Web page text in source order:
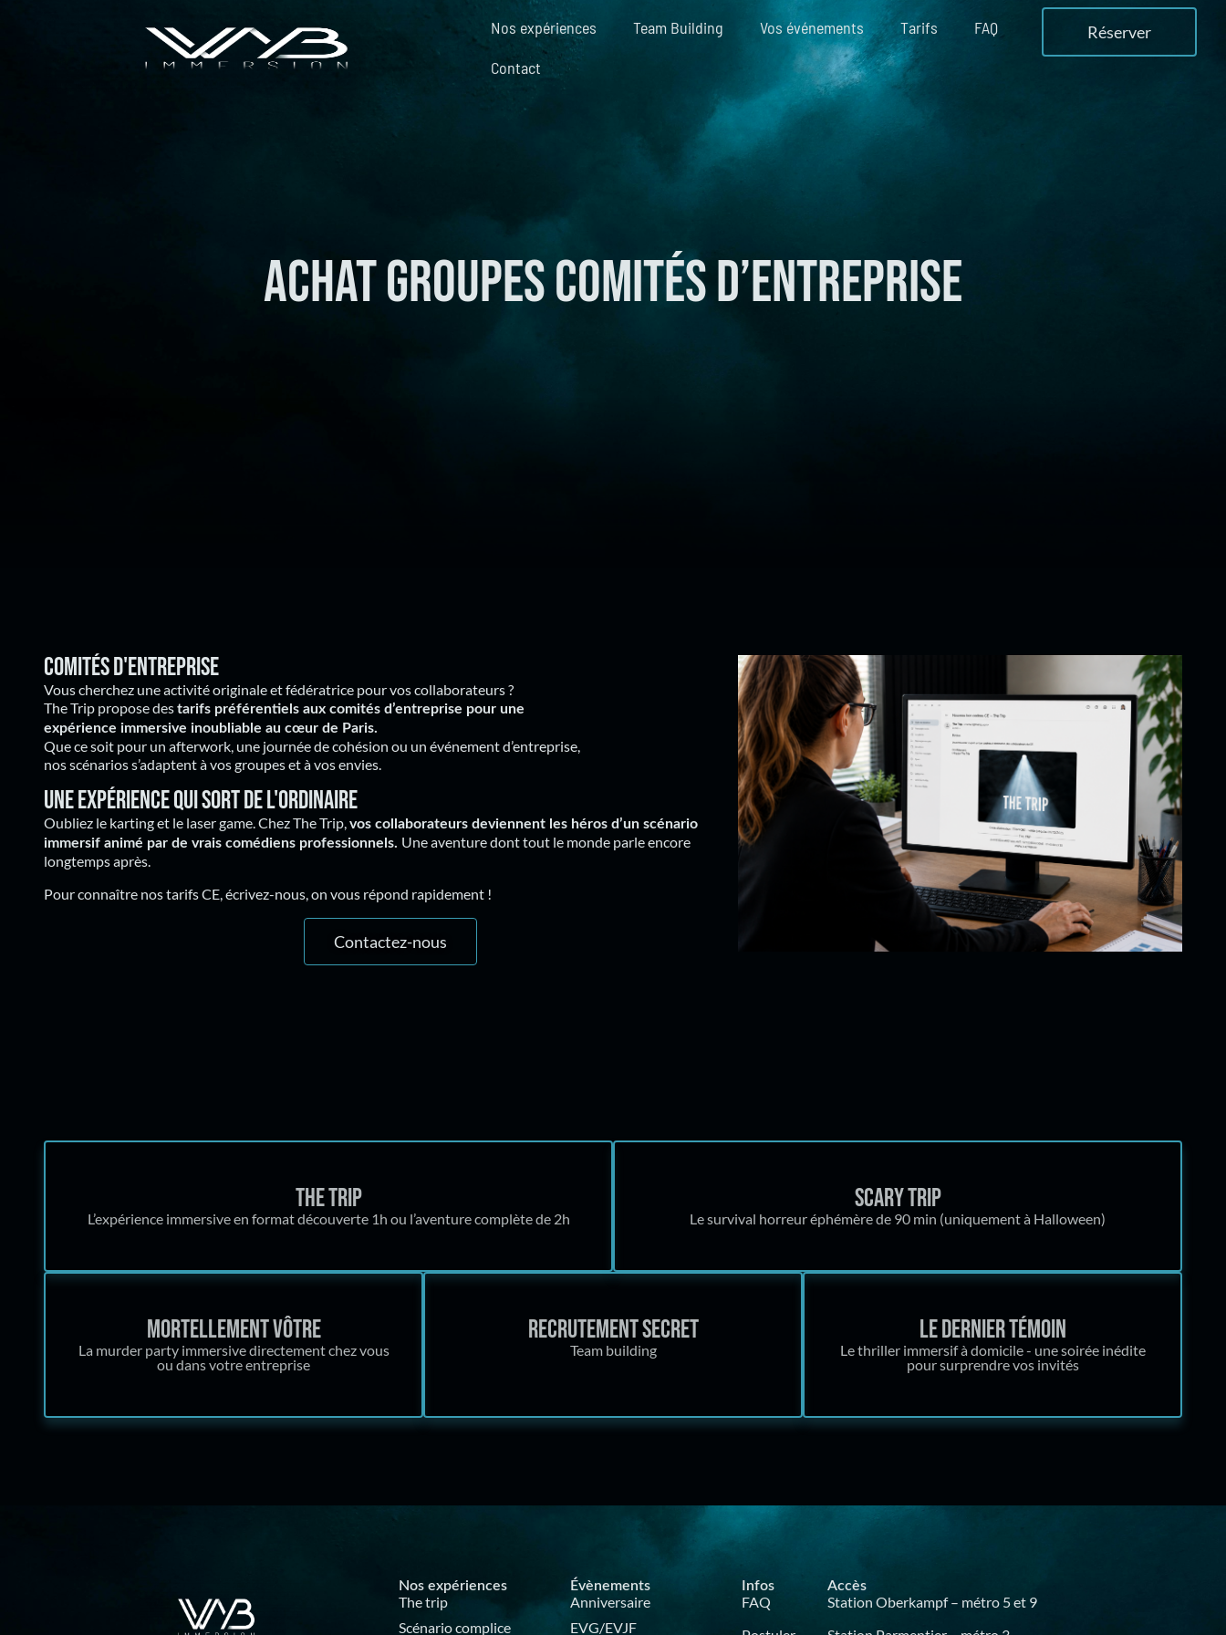
Nos expériences Team Building Vos événements Tarifs
FAQ
Contact
Réserver
Achat groupes comités d’entreprise
Comités d'entreprise
Vous cherchez une activité originale et fédératrice pour vos collaborateurs ?
The Trip propose destarifs préférentiels aux comités d’entreprise pour une
expérience immersive inoubliable au cœur de Paris.
Que ce soit pour un afterwork, une journée de cohésion ou un événement d’entreprise,
nos scénarios s’adaptent à vos groupes et à vos envies.
Une expérience qui sort de l'ordinaire
Oubliez le karting et le laser game. Chez The Trip,vos collaborateurs deviennent les héros d’un scénario
immersif animé par de vrais comédiens professionnels. Une aventure dont tout le monde parle encore
longtemps après.
Pour connaître nos tarifs CE, écrivez-nous, on vous répond rapidement !
Contactez-nous
The trip
L’expérience immersive en format découverte 1h ou l’aventure complète de 2h
Scary trip
Le survival horreur éphémère de 90 min (uniquement à Halloween)
Mortellement vôtre
La murder party immersive directement chez vous
ou dans votre entreprise
Recrutement secret
Team building
Le dernier témoin
Le thriller immersif à domicile - une soirée inédite
pour surprendre vos invités
Nos expériences
The trip
Scénario complice
Évènements
Anniversaire
EVG/EVJF
Infos
FAQ
Accès
Station Oberkampf – métro 5 et 9